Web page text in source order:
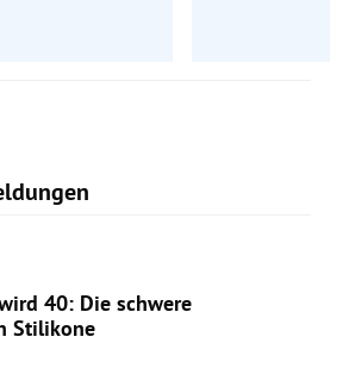
40: Die schwere
Stilikone